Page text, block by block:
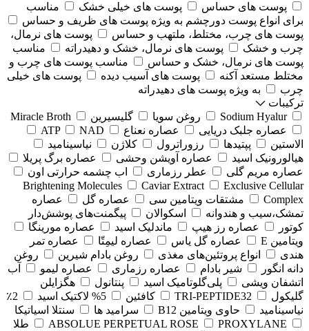
پوست های حساس
پوست های خیلی خشک
مناسب
برای انواع پوست دورچشم به ویژه پوست های ظریف و حساس
پوست های چرب، مختلط، ملتهب و حساس
پوست های نرمال،
چرب و خشک
پوست های نرمال، خشک و دهیدراته
مناسب
پوست های نرمال، خشک و حساس
مناسب پوست های چرب و
مختلط مستعد آکنه
پوست های آسیب دیده
پوست های خیلی
چرب
به ویژه پوست های دهیدراته
ترکیبات
Sodium Hyalur
روغن سویا گلیسیرین
Miracle Broth
عصاره جلبک دریایی
عصاره نعناع ATP
NAD
الاستین
پپتیدها رزوراترول کلاژن
⁠نیاسینامید
هیالورونیک اسید
عصاره آویشن وحشی
عصاره برگ پریلا
عصاره مریم گلی
عطر رزماری
اب چشمه حرارتی اون
Brightening Molecules
Caviar Extract
Exclusive Cellular
Complex
مشتقات ویتامین سی عصاره گل
عصاره
تمشک،سیب و هندوانه
اسکوالان
پیگمنت‌های پوشش‌دار
کوتور
عصاره رز هیپ ماندلیک اسید
عصاره مورینگا
ویتامین E
عصاره گل یاس عصاره لیمِتّا
عصاره تمر
هندی
انواع پروتئین‌های مغذی روغن بادام شیرین
روغن
دانه انگور
شیر بادام عصاره رزماری عصاره لیمو
آب
اتشفان ویشی
پلی‌گلوتامیک اسید پنتانول
هگزایلن
گلیکول
TRI-PEPTIDE32 کافئین 5% لاکتیک اسید
2٪
نیاسینامید
حاوی ویتامین B12 سرامید ها
سنتلا اسیاتیکا
ABSOLUE PERPETUAL ROSE
PROXYLANE
طلا